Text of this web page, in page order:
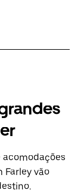
acomodações
Farley vão